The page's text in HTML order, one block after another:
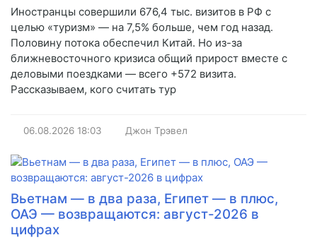
Иностранцы совершили 676,4 тыс. визитов в РФ с
целью «туризм» — на 7,5% больше, чем год назад.
Половину потока обеспечил Китай. Но из-за
ближневосточного кризиса общий прирост вместе с
деловыми поездками — всего +572 визита.
Рассказываем, кого считать тур
06.08.2026 18:03 Джон Трэвел
Вьетнам — в два раза, Египет — в плюс,
ОАЭ — возвращаются: август-2026 в
цифрах